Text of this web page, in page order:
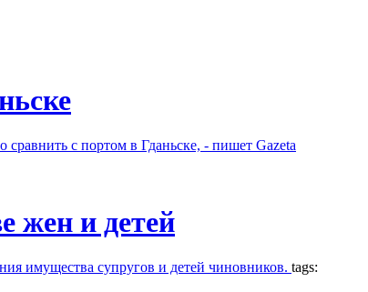
с портом в Гданьске, - пишет Gazeta
жен и детей
имущества супругов и детей чиновников. tags: